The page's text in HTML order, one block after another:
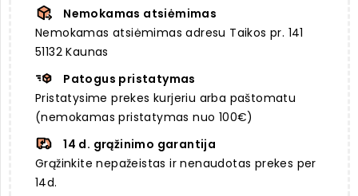
Nemokamas atsiėmimas
Nemokamas atsiėmimas adresu Taikos pr. 141
51132 Kaunas
Patogus pristatymas
Pristatysime prekes kurjeriu arba paštomatu
(nemokamas pristatymas nuo 100€)
14 d. grąžinimo garantija
Grąžinkite nepažeistas ir nenaudotas prekes per
14d.